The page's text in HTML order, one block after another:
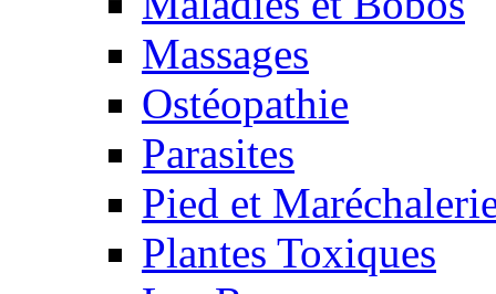
Massages
Ostéopathie
Parasites
Pied et
Plantes Toxiques